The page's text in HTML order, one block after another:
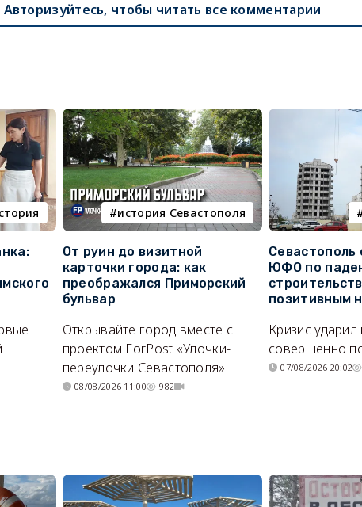
Авторизуйтесь, чтобы читать все комментарии
история Севастополя
От руин до визитной
карточки города: как
преображался Приморский
бульвар
Открывайте город вместе с
проектом ForPost «Улочки-
переулочки Севастополя».
08/08/2026 11:00 982
Севастополь
ЮФО по
позитивным
Кризис
совершенно
07/08/2026 20:02